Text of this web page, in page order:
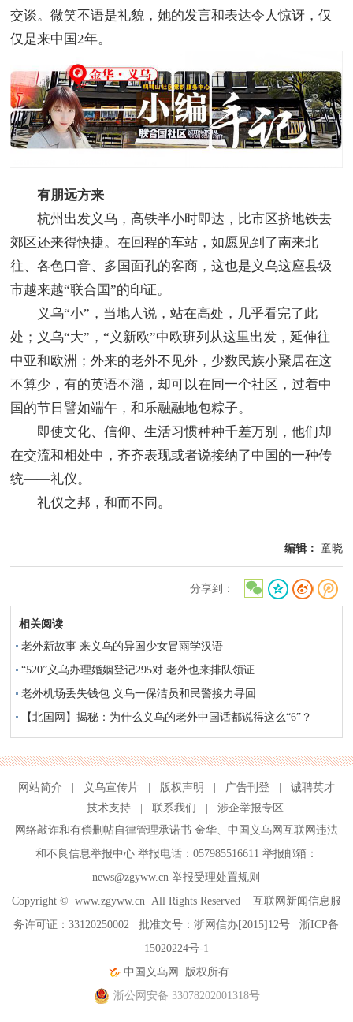
交谈。微笑不语是礼貌，她的发言和表达令人惊讶，仅
仅是来中国2年。
有朋远方来
杭州出发义乌，高铁半小时即达，比市区挤地铁去
郊区还来得快捷。在回程的车站，如愿见到了南来北
往、各色口音、多国面孔的客商，这也是义乌这座县级
市越来越“联合国”的印证。
义乌“小”，当地人说，站在高处，几乎看完了此
处；义乌“大”，“义新欧”中欧班列从这里出发，延伸往
中亚和欧洲；外来的老外不见外，少数民族小聚居在这
不算少，有的英语不溜，却可以在同一个社区，过着中
国的节日譬如端午，和乐融融地包粽子。
即使文化、信仰、生活习惯种种千差万别，他们却
在交流和相处中，齐齐表现或者说接纳了中国的一种传
统——礼仪。
礼仪之邦，和而不同。
编辑： 童晓
分享到：
相关阅读
老外新故事 来义乌的异国少女冒雨学汉语
“520”义乌办理婚姻登记295对 老外也来排队领证
老外机场丢失钱包 义乌一保洁员和民警接力寻回
【北国网】揭秘：为什么义乌的老外中国话都说得这么“6”？
网站简介 义乌宣传片 版权声明 广告刊登
诚聘英才
技术支持 联系我们
涉企举报专区
网络敲诈和有偿删帖自律管理承诺书 金华、 中国义乌网互联网违法
和不良信息举报中心举报电话：057985516611 举报邮箱：
news@zgyww.cn举报受理处置规则
Copyright © www.zgyww.cnAll Rights Reserved 互联网新闻信息服
务许可证：33120250002 批准文号：浙网信办[2015]12号浙ICP备
15020224号-1
中国义乌网
版权所有
浙公网安备 33078202001318号